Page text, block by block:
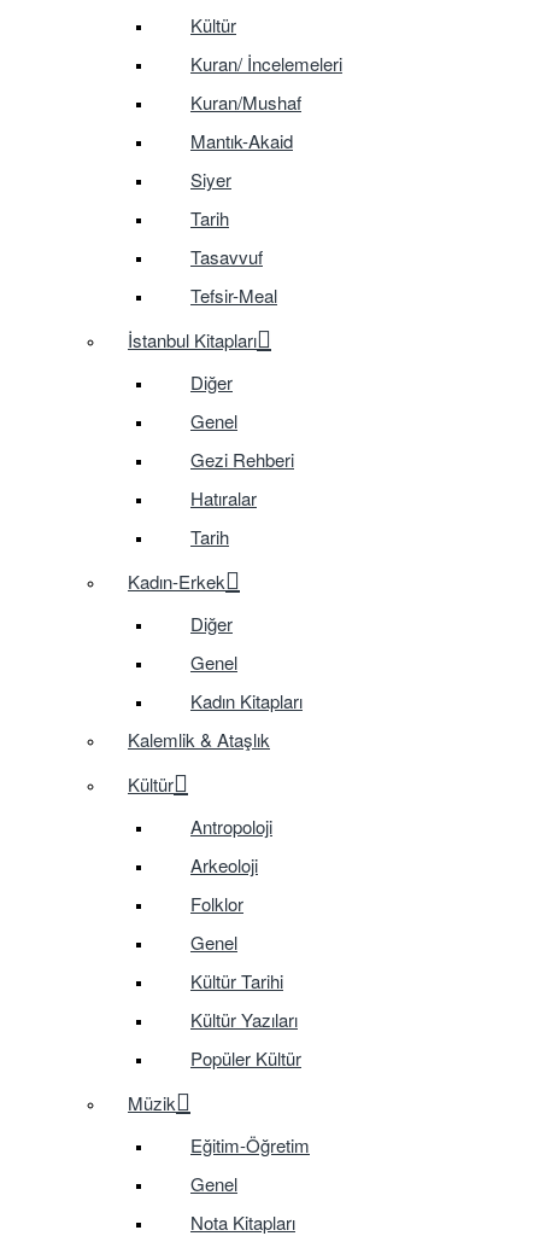
Kültür
Kuran/ İncelemeleri
Kuran/Mushaf
Mantık-Akaid
Siyer
Tarih
Tasavvuf
Tefsir-Meal
İstanbul Kitapları
Diğer
Genel
Gezi Rehberi
Hatıralar
Tarih
Kadın-Erkek
Diğer
Genel
Kadın Kitapları
Kalemlik & Ataşlık
Kültür
Antropoloji
Arkeoloji
Folklor
Genel
Kültür Tarihi
Kültür Yazıları
Popüler Kültür
Müzik
Eğitim-Öğretim
Genel
Nota Kitapları